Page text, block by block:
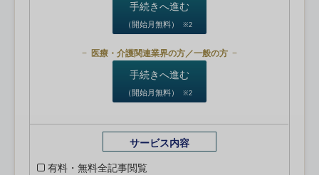
手続きへ進む
（開始月無料） ※2
医療・介護関連業界の方／一般の方
手続きへ進む
（開始月無料） ※2
サービス内容
有料・無料全記事閲覧